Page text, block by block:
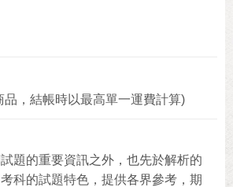
品，結帳時以最高單一運費計算)
題的重要資訊之外，也先於解析的
科的試題特色，提供各界參考，期